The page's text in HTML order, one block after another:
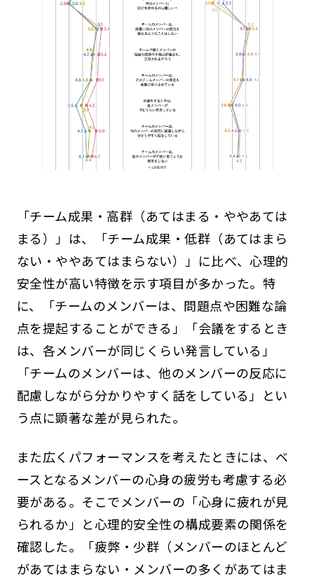
「チーム成果・高群（あてはまる・ややあては
まる）」は、「チーム成果・低群（あてはまら
ない・ややあてはまらない）」に比べ、心理的
安全性が高い特徴を示す項目が多かった。特
に、「チームのメンバーは、問題点や困難な論
点を提起することができる」「会議をするとき
は、各メンバーが同じくらい発言している」
「チームのメンバーは、他のメンバーの反応に
配慮しながら分かりやすく話をしている」とい
う点に顕著な差が見られた。
また広くパフォーマンスを考えたときには、ベ
ースとなるメンバーの心身の疲労も考慮する必
要がある。そこでメンバーの「心身に疲れが見
られるか」と心理的安全性の構成要素の関係を
確認した。「疲弊・少群（メンバーのほとんど
があてはまらない・メンバーの多くがあてはま